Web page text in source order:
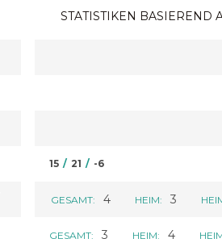
STATISTIKEN BASIEREND
15 / 21 / -6
GESAMT: 4 HEIM: 3
GESAMT: 3 HEIM: 4